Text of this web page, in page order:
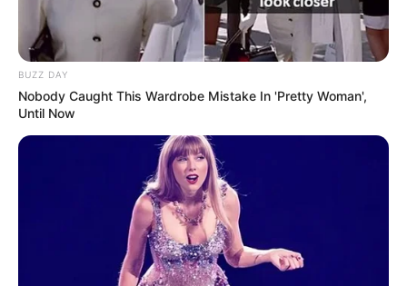
BUZZ DAY
Nobody Caught This Wardrobe Mistake In 'Pretty Woman',
Until Now